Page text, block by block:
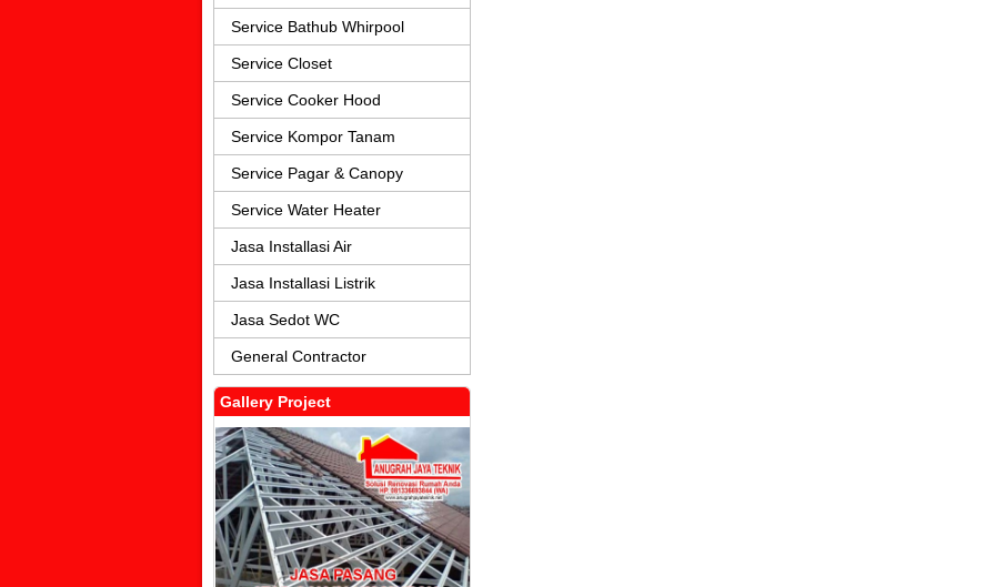
Service Bathub Whirpool
Service Closet
Service Cooker Hood
Service Kompor Tanam
Service Pagar & Canopy
Service Water Heater
Jasa Installasi Air
Jasa Installasi Listrik
Jasa Sedot WC
General Contractor
Gallery Project